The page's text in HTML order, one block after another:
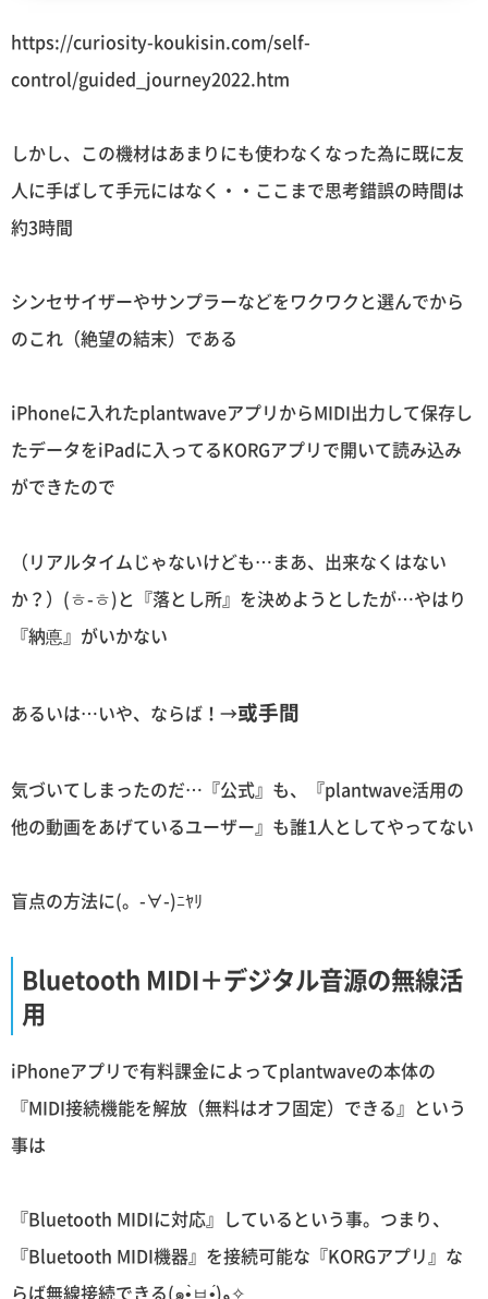
https://curiosity-koukisin.com/self-
control/guided_journey2022.htm
しかし、この機材はあまりにも使わなくなった為に既に友
人に手ばして手元にはなく・・ここまで思考錯誤の時間は
約3時間
シンセサイザーやサンプラーなどをワクワクと選んでから
のこれ（絶望の結末）である
iPhoneに入れたplantwaveアプリからMIDI出力して保存し
たデータをiPadに入ってるKORGアプリで開いて読み込み
ができたので
（リアルタイムじゃないけども…まあ、出来なくはない
か？）(ㅎ-ㅎ)と『落とし所』を決めようとしたが…やはり
『納悳』がいかない
あるいは…いや、ならば！→或手間
気づいてしまったのだ…『公式』も、『plantwave活用の
他の動画をあげているユーザー』も誰1人としてやってない
盲点の方法に(。-∀-)ﾆﾔﾘ
Bluetooth MIDI＋デジタル音源の無線活
用
iPhoneアプリで有料課金によってplantwaveの本体の
『MIDI接続機能を解放（無料はオフ固定）できる』という
事は
『Bluetooth MIDIに対応』しているという事。つまり、
『Bluetooth MIDI機器』を接続可能な『KORGアプリ』な
らば無線接続できる(๑•̀ㅂ•́)و✧